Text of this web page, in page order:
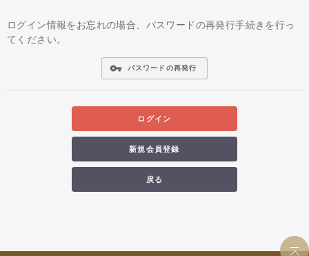
ログイン情報をお忘れの場合、パスワードの再発行手続きを行っ
てください。
vpn_key パスワードの再発行
ログイン
新規会員登録
戻る